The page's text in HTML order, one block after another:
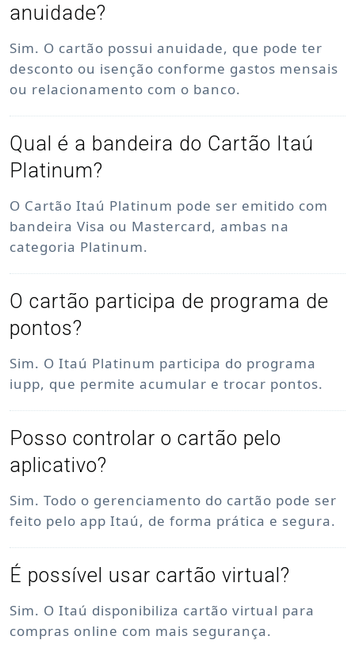
anuidade?
Sim. O cartão possui anuidade, que pode ter
desconto ou isenção conforme gastos mensais
ou relacionamento com o banco.
Qual é a bandeira do Cartão Itaú
Platinum?
O Cartão Itaú Platinum pode ser emitido com
bandeira Visa ou Mastercard, ambas na
categoria Platinum.
O cartão participa de programa de
pontos?
Sim. O Itaú Platinum participa do programa
iupp, que permite acumular e trocar pontos.
Posso controlar o cartão pelo
aplicativo?
Sim. Todo o gerenciamento do cartão pode ser
feito pelo app Itaú, de forma prática e segura.
É possível usar cartão virtual?
Sim. O Itaú disponibiliza cartão virtual para
compras online com mais segurança.